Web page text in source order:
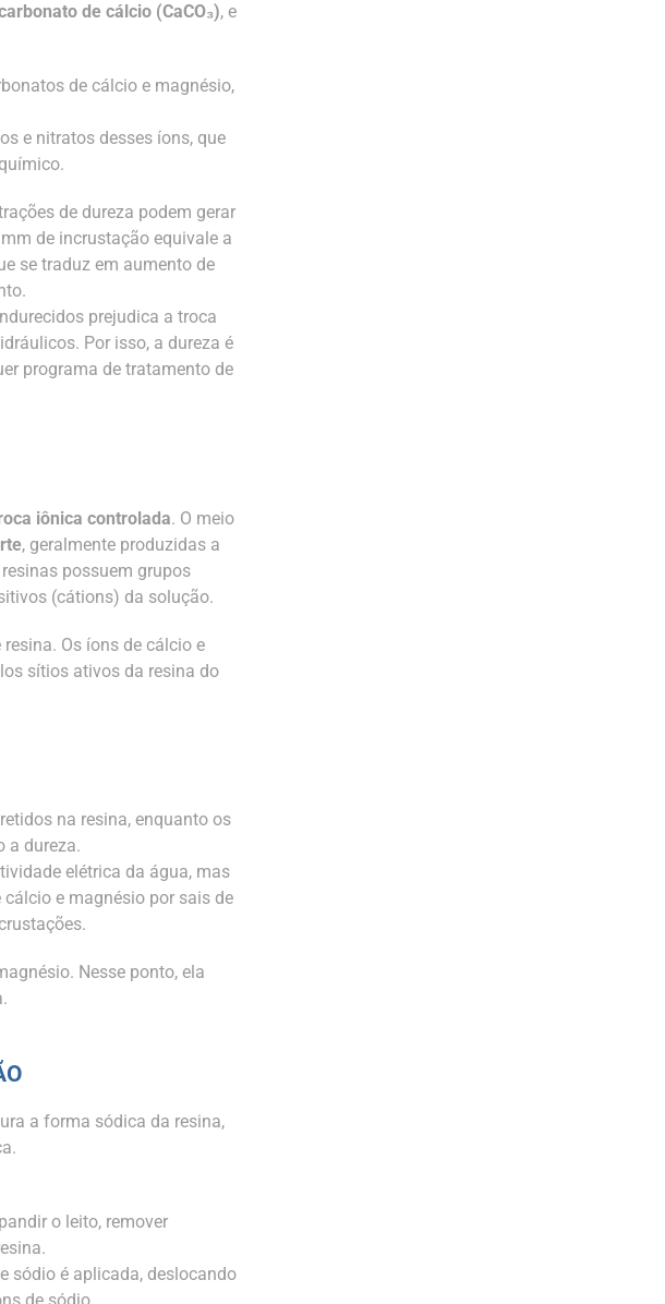
de cálcio (CaCO₃), e
de cálcio e magnésio,
e nitratos desses íons, que
de dureza podem gerar
de incrustação equivale a
se traduz em aumento de
prejudica a troca
Por isso, a dureza é
programa de tratamento de
iônica controlada. O meio
, geralmente produzidas a
possuem grupos
(cátions) da solução.
Os íons de cálcio e
sítios ativos da resina do
na resina, enquanto os
a dureza.
elétrica da água, mas
e magnésio por sais de
Nesse ponto, ela
a forma sódica da resina,
o leito, remover
sódio é aplicada, deslocando